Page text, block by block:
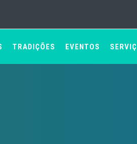
TRADIÇÕES EVENTOS